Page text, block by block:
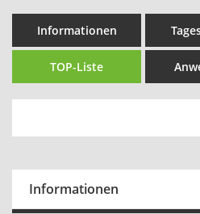
Informationen
TOP-Liste
Informationen